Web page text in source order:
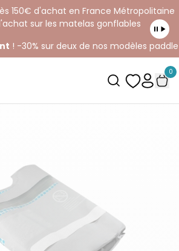
150€ d'achat en France Métropolitaine
sur les matelas gonflables
! -30% sur deux de nos modèles paddle
0